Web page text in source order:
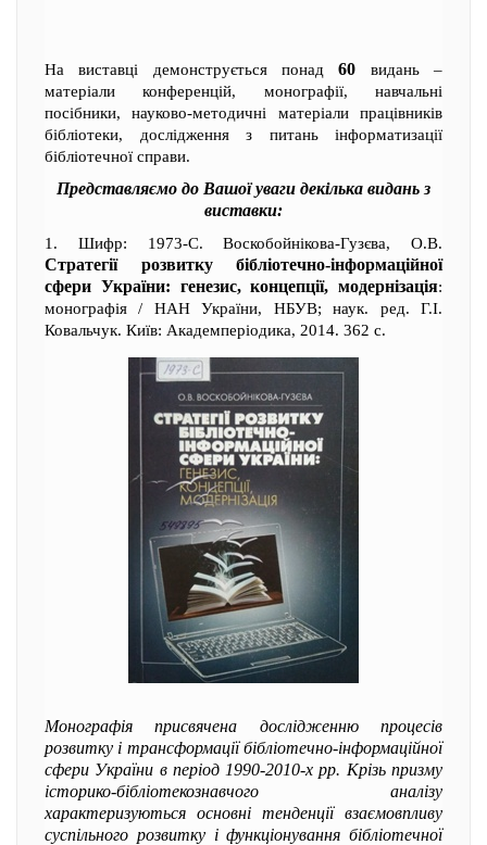
На виставці демонструється понад60 видань –
матеріали конференцій, монографії, навчальні
посібники, науково-методичні матеріали працівників
бібліотеки, дослідження з питань інформатизації
бібліотечної справи.
Представляємо до Вашої уваги декілька видань з
виставки:
1. Шифр: 1973-С. Воскобойнікова-Гузєва, О.В.
Стратегії розвитку бібліотечно-інформаційної
сфери України: генезис, концепції, модернізація:
монографія / НАН України, НБУВ; наук. ред. Г.І.
Ковальчук. Київ: Академперіодика, 2014. 362 с.
Монографія присвячена дослідженню процесів
розвитку і трансформації бібліотечно-інформаційної
сфери України в період 1990-2010-х рр. Крізь призму
історико-бібліотекознавчого аналізу
характеризуються основні тенденції взаємовпливу
суспільного розвитку і функціонування бібліотечної